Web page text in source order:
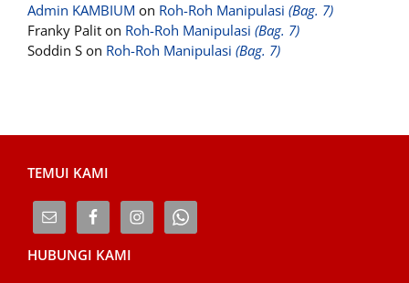
Admin KAMBIUM on Roh-Roh Manipulasi (Bag. 7)
Franky Palit on Roh-Roh Manipulasi (Bag. 7)
Soddin S on Roh-Roh Manipulasi (Bag. 7)
TEMUI KAMI
HUBUNGI KAMI